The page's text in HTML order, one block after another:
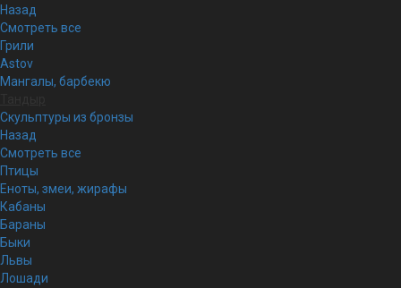
Назад
Смотреть все
Грили
Astov
Мангалы, барбекю
Скульптуры из бронзы
Назад
Смотреть все
Птицы
Еноты, змеи, жирафы
Кабаны
Бараны
Быки
Львы
Лошади